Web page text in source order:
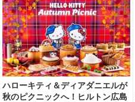
ハローキティ＆ディアダニエルが
秋のピクニックへ！ヒルトン広島